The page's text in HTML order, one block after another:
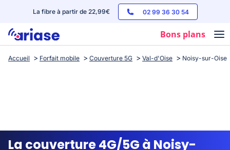
La fibre à partir de 22,99€ 02 99 36 30 54
Bons plans
Box internet
Streaming
Accueil Forfait mobile Couverture 5G Val-d'Oise Noisy-sur-Oise
La couverture 4G/5G à Noisy-